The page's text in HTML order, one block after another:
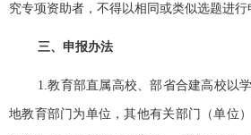
究专项资助者，不得以相同或类似选题进行
三、申报办法
1.教育部直属高校、部省合建高校以
地教育部门为单位，其他有关部门（单位